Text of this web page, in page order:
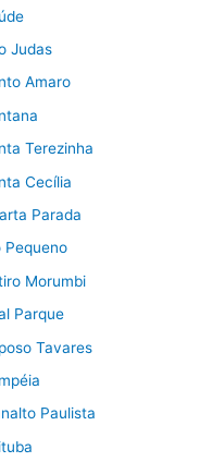
Judas
Amaro
Terezinha
Cecília
Parada
Pequeno
Morumbi
Parque
Tavares
Paulista